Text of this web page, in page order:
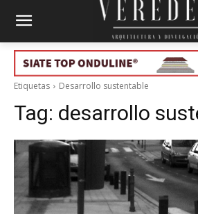
Etiquetas Desarrollo sustentable
Tag: desarrollo